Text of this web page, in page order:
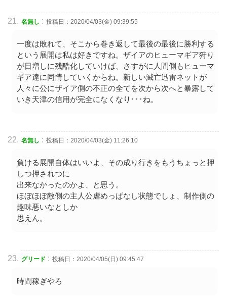
名無し : 投稿日：2020/04/03(金) 09:39:55
一度は敗れて、そこから巻き返して最後の最後に勝利する
という展開は私は好きですね。ザイアのヒューマギア狩り
が日増しに残酷化していけば、さすがに人間側もヒューマ
ギア達に同情していくからね。新しい滅亡迅雷ネットが
人々に公にザイア側の不正の全てを次から次へと暴露して
いき天津の信用が完全になくなり･･･ね。
名無し : 投稿日：2020/04/03(金) 11:26:10
負ける展開自体はいいよ、その成り行きをもうちょっと押
しつ押されつに
出来なかったのかよ、と思う。
ほぼほぼ敵側の主人公虐めっぱなし状態でしょ、制作側の
趣味悪いなとしか
思えん。
グリード : 投稿日：2020/04/05(日) 09:45:47
時間稼ぎやろ